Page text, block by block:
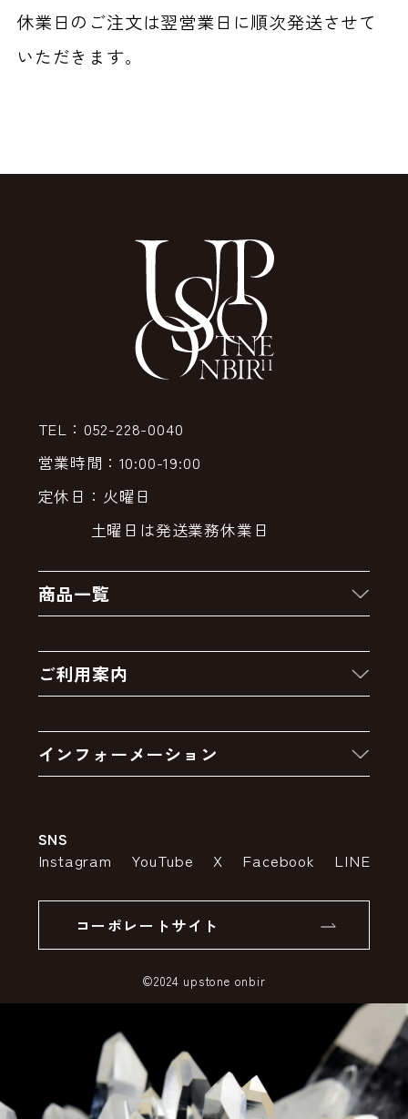
休業日のご注文は翌営業日に順次発送させて
いただきます。
TEL：052-228-0040
営業時間：10:00-19:00
定休日：火曜日
土曜日は発送業務休業日
商品一覧
クーポン
卸販売・大量注文
アウトレットセール
ご利用案内
お支払いについて
ポイントについて
インフォーメーション
特定商取引法の表示
SSLサーバー証明書とは
SNS
Instagram YouTube X Facebook LINE
コーポレートサイト
©2024 upstone onbir